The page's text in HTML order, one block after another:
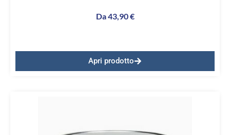
Da43,90€
Apri prodotto